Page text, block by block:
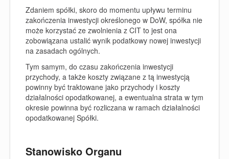
Zdaniem spółki, skoro do momentu upływu terminu
zakończenia inwestycji określonego w DoW, spółka nie
może korzystać ze zwolnienia z CIT to jest ona
zobowiązana ustalić wynik podatkowy nowej inwestycji
na zasadach ogólnych.
Tym samym, do czasu zakończenia inwestycji
przychody, a także koszty związane z tą inwestycją
powinny być traktowane jako przychody i koszty
działalności opodatkowanej, a ewentualna strata w tym
okresie powinna być rozliczana w ramach działalności
opodatkowanej Spółki.
Stanowisko Organu